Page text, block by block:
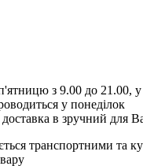
з 9.00 до 21.00,
у понеділок
в зручний для
транспортними та